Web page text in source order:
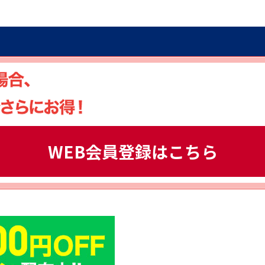
WEB会員登録はこちら